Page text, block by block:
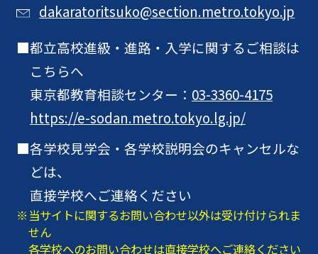
dakaratoritsuko@section.metro.tokyo.jp
都立高校進級・進路・入学に関するご相談は
こちらへ
東京都教育相談センター： 03-3360-4175
https://e-sodan.metro.tokyo.lg.jp/
各学校見学会・各学校説明会のキャンセルな
どは、
直接学校へご連絡ください
当サイトに関するお問い合わせ以外は受け付けられま
せん
各学校へのお問い合わせは直接学校へご連絡ください